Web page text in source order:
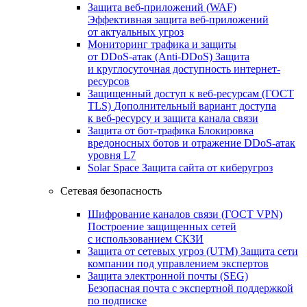
Защита веб-приложений (WAF)
Эффективная защита веб-приложений
от актуальных угроз
Мониторинг трафика и защиты
от DDoS‑атак (Anti‑DDoS) Защита
и круглосуточная доступность интернет-
ресурсов
Защищенный доступ к веб-ресурсам (ГОСТ
TLS) Дополнительный вариант доступа
к веб‑ресурсу и защита канала связи
Защита от бот‑трафика Блокировка
вредоносных ботов и отражение DDoS‑атак
уровня L7
Solar Space Защита сайта от киберугроз
Сетевая безопасность
Шифрование каналов связи (ГОСТ VPN)
Построение защищенных сетей
с использованием СКЗИ
Защита от сетевых угроз (UTM) Защита сети
компании под управлением экспертов
Защита электронной почты (SEG)
Безопасная почта с экспертной поддержкой
по подписке